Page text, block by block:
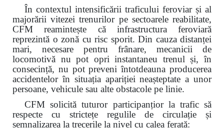
În contextul intensificării traficului feroviar și al
majorării vitezei trenurilor pe sectoarele reabilitate,
CFM reamintește că infrastructura feroviară
reprezintă o zonă cu risc sporit. Din cauza distanței
mari, necesare pentru frânare, mecanicii de
locomotivă nu pot opri instantaneu trenul și, în
consecință, nu pot preveni întotdeauna producerea
accidentelor în situația apariției neașteptate a unor
persoane, vehicule sau alte obstacole pe linie.
CFM solicită tuturor participanțior la trafic să
respecte cu strictețe regulile de circulație și
semnalizarea la trecerile la nivel cu calea ferată: